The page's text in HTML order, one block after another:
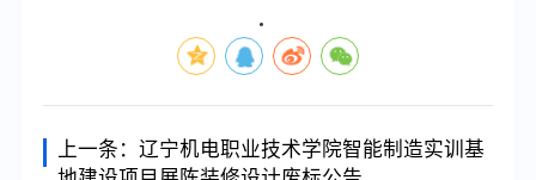
上一条： 辽宁机电职业技术学院智能制造实训基